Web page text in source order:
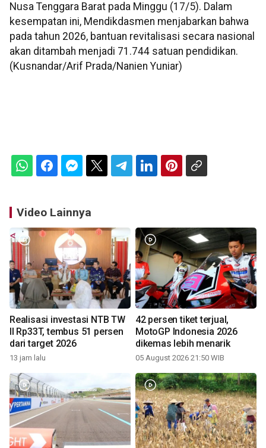
Nusa Tenggara Barat pada Minggu (17/5). Dalam
kesempatan ini, Mendikdasmen menjabarkan bahwa
pada tahun 2026, bantuan revitalisasi secara nasional
akan ditambah menjadi 71.744 satuan pendidikan.
(Kusnandar/Arif Prada/Nanien Yuniar)
Video Lainnya
Realisasi investasi NTB TW
II Rp33T, tembus 51 persen
dari target 2026
13 jam lalu
42 persen tiket terjual,
MotoGP Indonesia 2026
dikemas lebih menarik
05 August 2026 21:50 WIB